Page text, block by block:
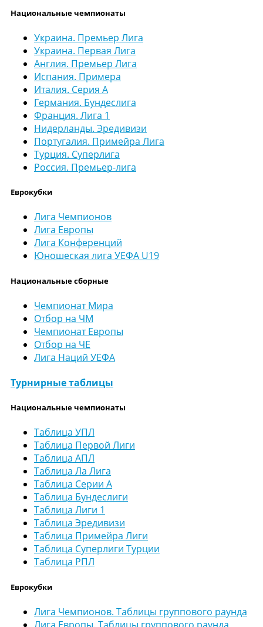
Национальные чемпионаты
Украина. Премьер Лига
Украина. Первая Лига
Англия. Премьер Лига
Испания. Примера
Италия. Серия А
Германия. Бундеслига
Франция. Лига 1
Нидерланды. Эредивизи
Португалия. Примейра Лига
Турция. Суперлига
Россия. Премьер-лига
Еврокубки
Лига Чемпионов
Лига Европы
Лига Конференций
Юношеская лига УЕФА U19
Национальные сборные
Чемпионат Мира
Отбор на ЧМ
Чемпионат Европы
Отбор на ЧЕ
Лига Наций УЕФА
Турнирные таблицы
Национальные чемпионаты
Таблица УПЛ
Таблица Первой Лиги
Таблица АПЛ
Таблица Ла Лига
Таблица Серии А
Таблица Бундеслиги
Таблица Лиги 1
Таблица Эредивизи
Таблица Примейра Лиги
Таблица Суперлиги Турции
Таблица РПЛ
Еврокубки
Лига Чемпионов. Таблицы группового раунда